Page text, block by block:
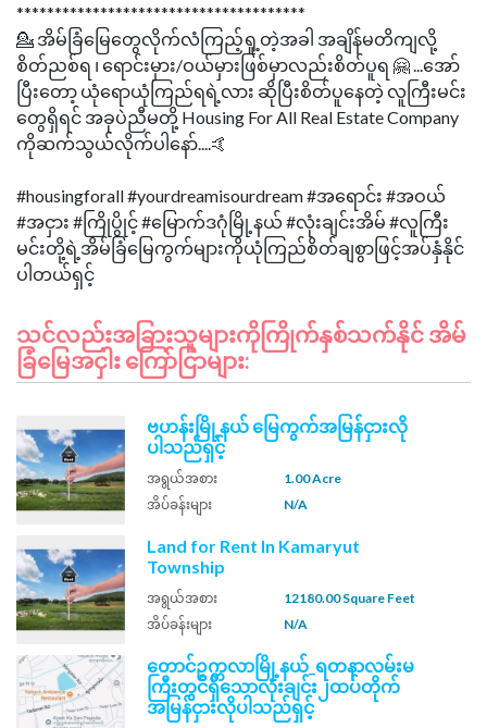
**************************************
💁 အိမ်ခြံမြေတွေလိုက်လံကြည့်ရှု့တဲ့အခါ အချိန်မတိကျလို့
စိတ်ညစ်ရ ၊ ရောင်းမှား/ဝယ်မှားဖြစ်မှာလည်းစိတ်ပူရ 🤗 ...အော်
ပြီးတော့ ယုံရောယုံကြည်ရရဲ့လား ဆိုပြီးစိတ်ပူနေတဲ့ လူကြီးမင်း
တွေရှိရင် အခုပဲညီမတို့ Housing For All Real Estate Company
ကိုဆက်သွယ်လိုက်ပါနော်....🤙
#housingforall #yourdreamisourdream #အရောင်း #အဝယ်
#အငှား #ကြိုပွိုင့် #မြောက်ဒဂုံမြို့နယ် #လုံးချင်းအိမ် #လူကြီး
မင်းတို့ရဲ့အိမ်ခြံမြေကွက်များကိုယုံကြည်စိတ်ချစွာဖြင့်အပ်နှံနိုင်
သင်လည်းအခြားသူများကိုကြိုက်နှစ်သက်နိုင် အိမ်
ခြံမြေအငှါး ကြော်ငြာများ:
ဗဟန်းမြို့နယ် မြေကွက်အမြန်ငှားလို
ပါသည်ရှင့်
အရွယ်အစား
1.00 Acre
အိပ်ခန်းများ
N/A
Land for Rent In Kamaryut
Township
အရွယ်အစား
12180.00 Square Feet
အိပ်ခန်းများ
N/A
တောင်ဥက္ကလာမြို့နယ်_ရတနာလမ်းမ
ကြီးတွင်ရှိသောလုံးချင်း၂ထပ်တိုက်
အမြန်ငှားလိုပါသည်ရှင့်